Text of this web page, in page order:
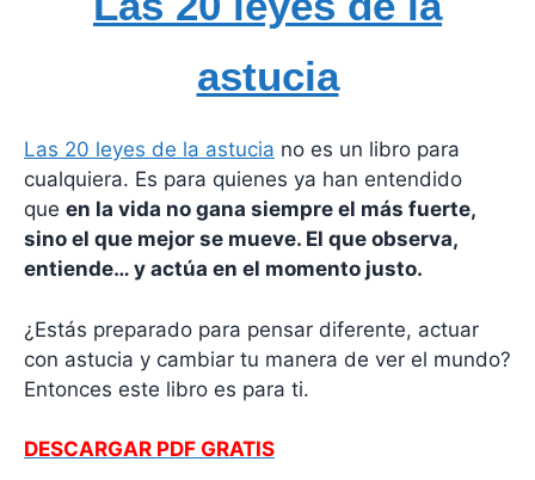
astucia
Las 20 leyes de la astucia no es un libro para
cualquiera. Es para quienes ya han entendido
que en la vida no gana siempre el más fuerte,
sino el que mejor se mueve. El que observa,
entiende… y actúa en el momento justo.
¿Estás preparado para pensar diferente, actuar
con astucia y cambiar tu manera de ver el mundo?
Entonces este libro es para ti.
DESCARGAR PDF GRATIS